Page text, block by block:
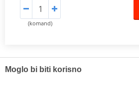
(komand)
Moglo bi biti korisno